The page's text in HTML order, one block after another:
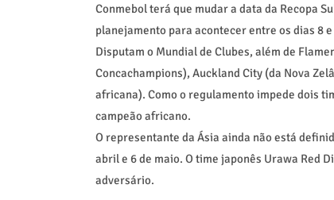
Conmebol terá que mudar a data da Recopa
planejamento para acontecer entre os dias 8
Disputam o Mundial de Clubes, além de
Concachampions), Auckland City (da Nova
africana). Como o regulamento impede dois
campeão africano.
O representante da Ásia ainda não está
abril e 6 de maio. O time japonês Urawa Red
adversário.